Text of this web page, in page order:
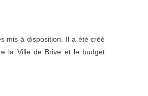
mis à disposition. Il a été créé
la Ville de Brive et le budget